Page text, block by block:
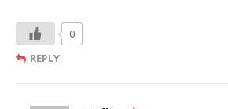
0
REPLY